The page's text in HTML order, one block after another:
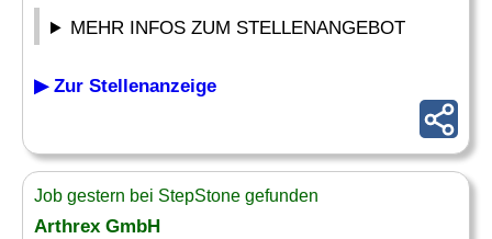
MEHR INFOS ZUM STELLENANGEBOT
▶ Zur Stellenanzeige
Job gestern bei StepStone gefunden
Arthrex GmbH